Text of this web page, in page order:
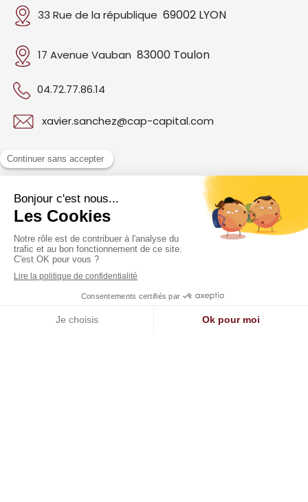
Appeler Localisation
33 Rue de la république69002 LYON
17 Avenue Vauban83000 Toulon
04.72.77.86.14
xavier.sanchez@cap-capital.com